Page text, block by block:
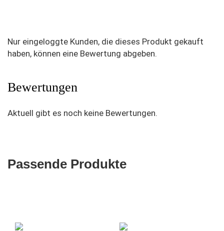
Nur eingeloggte Kunden, die dieses Produkt gekauft
haben, können eine Bewertung abgeben.
Bewertungen
Aktuell gibt es noch keine Bewertungen.
Passende Produkte